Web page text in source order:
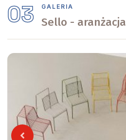
03 GALERIA
Sello - aranżacja